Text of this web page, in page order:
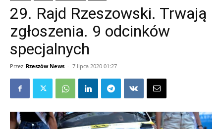
29. Rajd Rzeszowski. Trwają
zgłoszenia. 9 odcinków
specjalnych
Przez Rzeszów News - 7 lipca 2020 01:27